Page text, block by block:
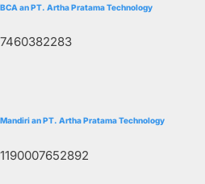
BCA an PT. Artha Pratama Technology
7460382283
Mandiri an PT. Artha Pratama Technology
1190007652892